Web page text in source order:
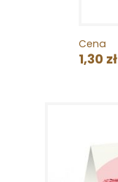
Cena
1,30 zł